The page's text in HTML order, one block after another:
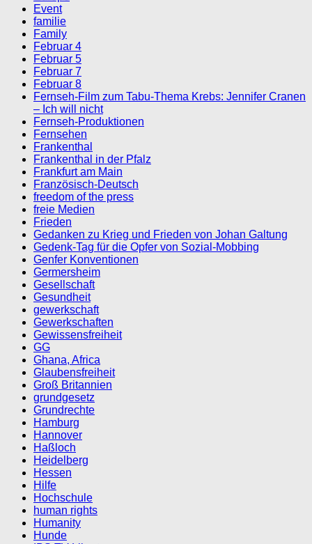
Event
familie
Family
Februar 4
Februar 5
Februar 7
Februar 8
Fernseh-Film zum Tabu-Thema Krebs: Jennifer Cranen
– Ich will nicht
Fernseh-Produktionen
Fernsehen
Frankenthal
Frankenthal in der Pfalz
Frankfurt am Main
Französisch-Deutsch
freedom of the press
freie Medien
Frieden
Gedanken zu Krieg und Frieden von Johan Galtung
Gedenk-Tag für die Opfer von Sozial-Mobbing
Genfer Konventionen
Germersheim
Gesellschaft
Gesundheit
gewerkschaft
Gewerkschaften
Gewissensfreiheit
GG
Ghana, Africa
Glaubensfreiheit
Groß Britannien
grundgesetz
Grundrechte
Hamburg
Hannover
Haßloch
Heidelberg
Hessen
Hilfe
Hochschule
human rights
Humanity
Hunde